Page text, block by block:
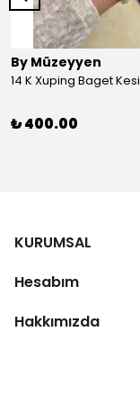
By Müzeyyen
₺ 400.00
KURUMSAL
Hesabım
Hakkımızda